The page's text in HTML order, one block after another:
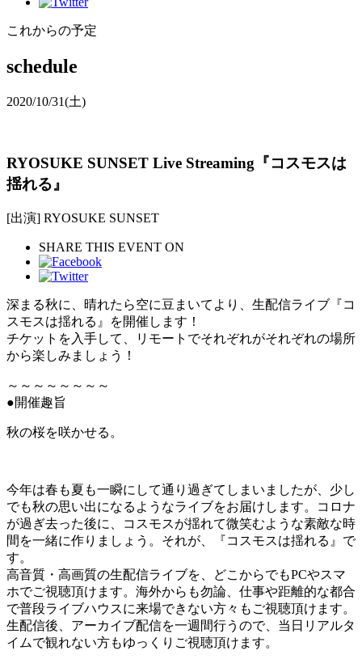
これからの予定
schedule
2020/10/31(土)
RYOSUKE SUNSET Live Streaming『コスモスは
揺れる』
[出演] RYOSUKE SUNSET
SHARE THIS EVENT ON
深まる秋に、晴れたら空に豆まいてより、生配信ライブ『コ
スモスは揺れる』を開催します！
チケットを入手して、リモートでそれぞれがそれぞれの場所
から楽しみましょう！
～～～～～～～～
●開催趣旨
秋の桜を咲かせる。
今年は春も夏も一瞬にして通り過ぎてしまいましたが、少し
でも秋の思い出になるようなライブをお届けします。コロナ
が過ぎ去った後に、コスモスが揺れて微笑むような素敵な時
間を一緒に作りましょう。それが、『コスモスは揺れる』で
す。
高音質・高画質の生配信ライブを、どこからでもPCやスマ
ホでご視聴頂けます。海外からも勿論、仕事や距離的な都合
で普段ライブハウスに来場できない方々もご視聴頂けます。
生配信後、アーカイブ配信を一週間行うので、当日リアルタ
イムで観れない方もゆっくりご視聴頂けます。